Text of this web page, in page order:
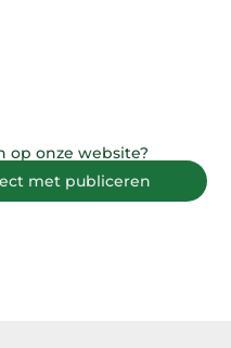
op onze website?
met publiceren